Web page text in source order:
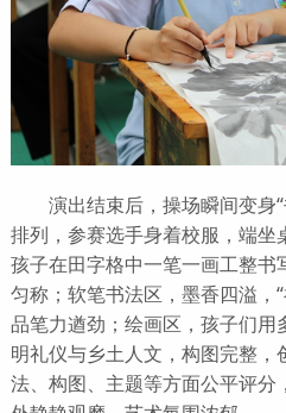
演出结束后，操场瞬间变身“
排列，参赛选手身着校服，端坐
孩子在田字格中一笔一画工整书
匀称；软笔书法区，墨香四溢，
品笔力遒劲；绘画区，孩子们用
明礼仪与乡土人文，构图完整
法、构图、主题等方面公平评